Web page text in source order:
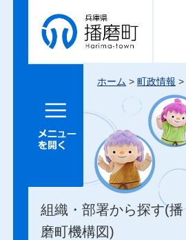
兵庫県 播
磨町
メニュー
ホーム > 町政情報 >
組織・部署から探す(播
磨町機構図)